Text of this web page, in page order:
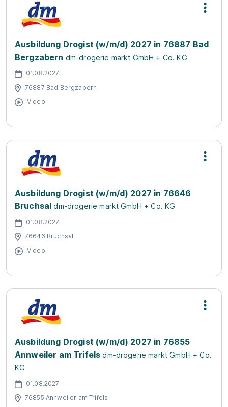
Ausbildung Drogist (w/m/d) 2027 in 76887 Bad
Bergzabern dm-drogerie markt GmbH + Co. KG
01.08.2027
76887 Bad Bergzabern
Video
Ausbildung Drogist (w/m/d) 2027 in 76646
Bruchsal dm-drogerie markt GmbH + Co. KG
01.08.2027
76646 Bruchsal
Video
Ausbildung Drogist (w/m/d) 2027 in 76855
Annweiler am Trifels dm-drogerie markt GmbH + Co.
KG
01.08.2027
76855 Annweiler am Trifels